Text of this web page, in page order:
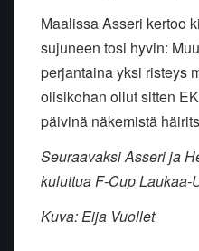
Maalissa Asseri kertoo
sujuneen tosi hyvin:
perjantaina yksi risteys
olisikohan ollut sitten
päivinä näkemistä
Seuraavaksi Asseri ja
kuluttua F-Cup
Kuva: Eija Vuollet